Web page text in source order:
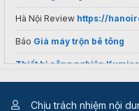
Hà Nội Review https://
Báo Giá máy trộn bê tông
Thiết bị công nghiệp
Chịu trách nhiệm nội